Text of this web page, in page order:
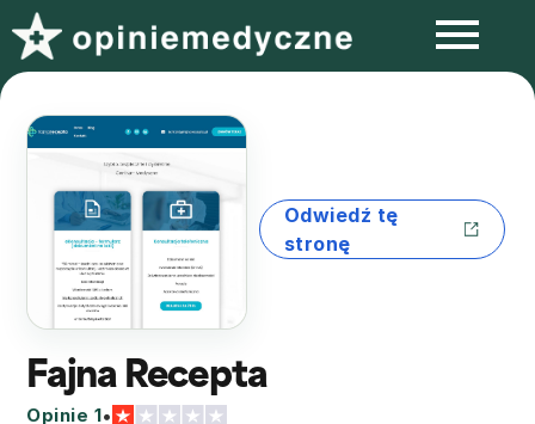
Odwiedź tę
stronę
Fajna Recepta
Opinie 1•